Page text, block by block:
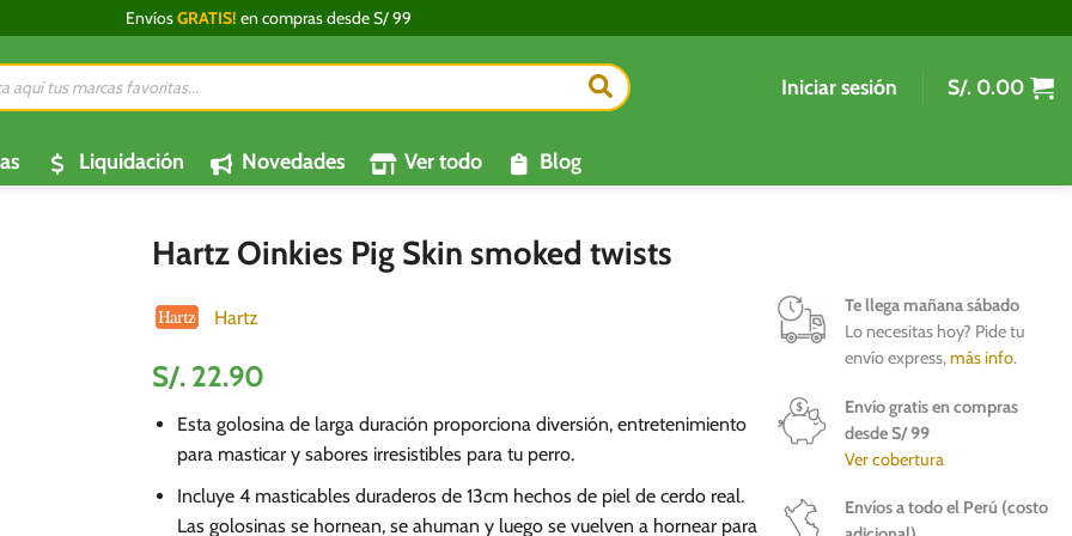
EnvíosGRATIS! en compras desde S/ 99
Iniciar sesión S/. 0.00
Liquidación Novedades Ver todo Blog
Hartz Oinkies Pig Skin smoked twists
Hartz
S/. 22.90
Esta golosina de larga duración proporciona diversión, entretenimiento
para masticar y sabores irresistibles para tu perro.
Incluye 4 masticables duraderos de 13cm hechos de piel de cerdo real.
Las golosinas se hornean, se ahuman y luego se vuelven a hornear para
Te llega mañana sábado
Lo necesitas hoy? Pide tu
envío express,más info.
Envío gratis en compras
desde S/ 99
Ver cobertura
Envíos a todo el Perú (costo